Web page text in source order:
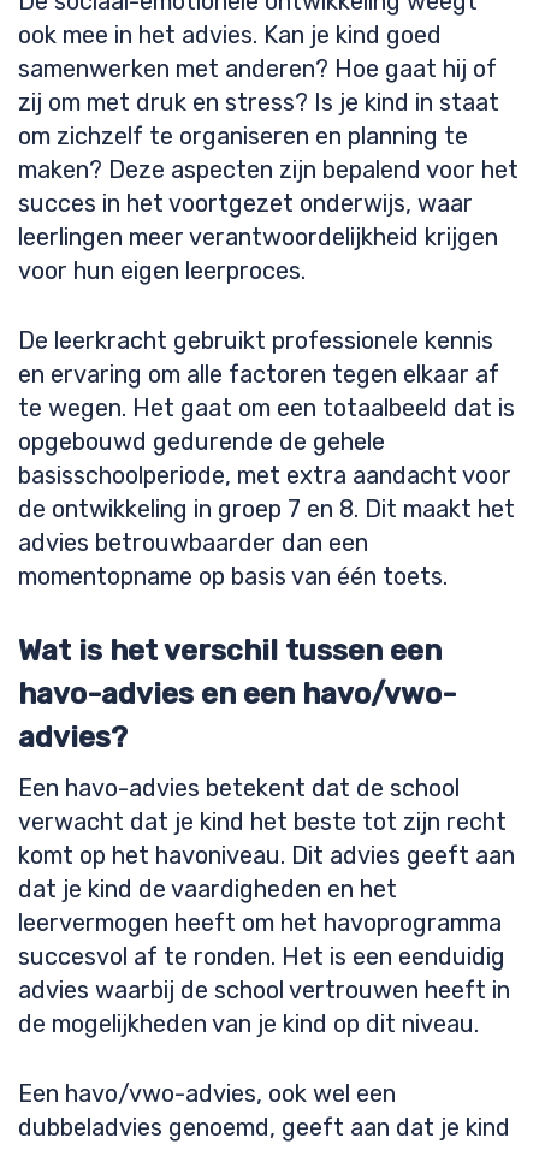
ook mee in het advies. Kan je kind goed
samenwerken met anderen? Hoe gaat hij of
zij om met druk en stress? Is je kind in staat
om zichzelf te organiseren en planning te
maken? Deze aspecten zijn bepalend voor het
succes in het voortgezet onderwijs, waar
leerlingen meer verantwoordelijkheid krijgen
voor hun eigen leerproces.
De leerkracht gebruikt professionele kennis
en ervaring om alle factoren tegen elkaar af
te wegen. Het gaat om een totaalbeeld dat is
opgebouwd gedurende de gehele
basisschoolperiode, met extra aandacht voor
de ontwikkeling in groep 7 en 8. Dit maakt het
advies betrouwbaarder dan een
momentopname op basis van één toets.
Wat is het verschil tussen een
havo-advies en een havo/vwo-
advies?
Een havo-advies betekent dat de school
verwacht dat je kind het beste tot zijn recht
komt op het havoniveau. Dit advies geeft aan
dat je kind de vaardigheden en het
leervermogen heeft om het havoprogramma
succesvol af te ronden. Het is een eenduidig
advies waarbij de school vertrouwen heeft in
de mogelijkheden van je kind op dit niveau.
Een havo/vwo-advies, ook wel een
dubbeladvies genoemd, geeft aan dat je kind